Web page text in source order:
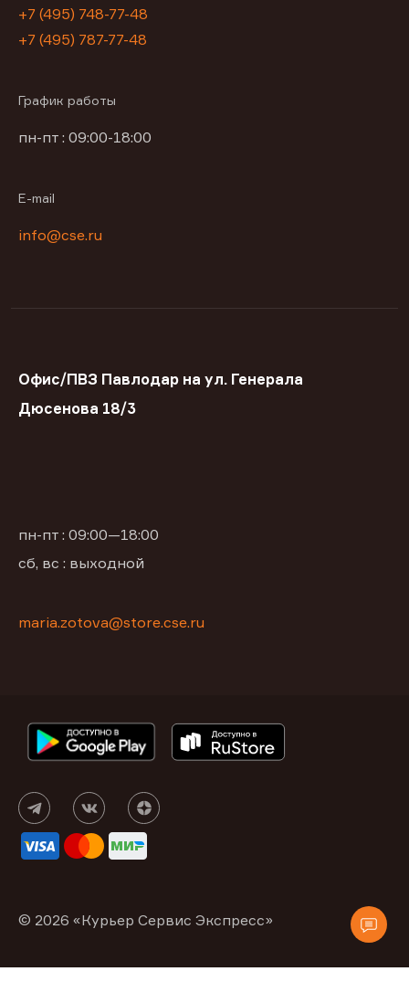
+7 (495) 748-77-48
+7 (495) 787-77-48
График работы
пн-пт : 09:00-18:00
E-mail
info@cse.ru
Офис/ПВЗ Павлодар на ул. Генерала
Дюсенова 18/3
пн-пт : 09:00—18:00
сб, вс : выходной
maria.zotova@store.cse.ru
© 2026 «Курьер Сервис Экспресс»